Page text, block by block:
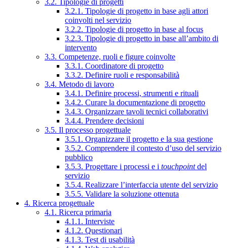
3.2. Tipologie di progetti
3.2.1. Tipologie di progetto in base agli attori
coinvolti nel servizio
3.2.2. Tipologie di progetto in base al focus
3.2.3. Tipologie di progetto in base all’ambito di
intervento
3.3. Competenze, ruoli e figure coinvolte
3.3.1. Coordinatore di progetto
3.3.2. Definire ruoli e responsabilità
3.4. Metodo di lavoro
3.4.1. Definire processi, strumenti e rituali
3.4.2. Curare la documentazione di progetto
3.4.3. Organizzare tavoli tecnici collaborativi
3.4.4. Prendere decisioni
3.5. Il processo progettuale
3.5.1. Organizzare il progetto e la sua gestione
3.5.2. Comprendere il contesto d’uso del servizio
pubblico
3.5.3. Progettare i processi e i touchpointdel
servizio
3.5.4. Realizzare l’interfaccia utente del servizio
3.5.5. Validare la soluzione ottenuta
4. Ricerca progettuale
4.1. Ricerca primaria
4.1.1. Interviste
4.1.2. Questionari
4.1.3. Test di usabilità